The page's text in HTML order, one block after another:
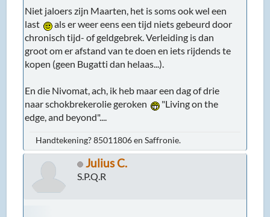
Niet jaloers zijn Maarten, het is soms ook wel een
last
als er weer eens een tijd niets gebeurd door
chronisch tijd- of geldgebrek. Verleiding is dan
groot om er afstand van te doen en iets rijdends te
kopen (geen Bugatti dan helaas...).
En die Nivomat, ach, ik heb maar een dag of drie
naar schokbrekerolie geroken
"Living on the
edge, and beyond"....
Handtekening? 85011806 en Saffronie.
Julius C.
S.P.Q.R